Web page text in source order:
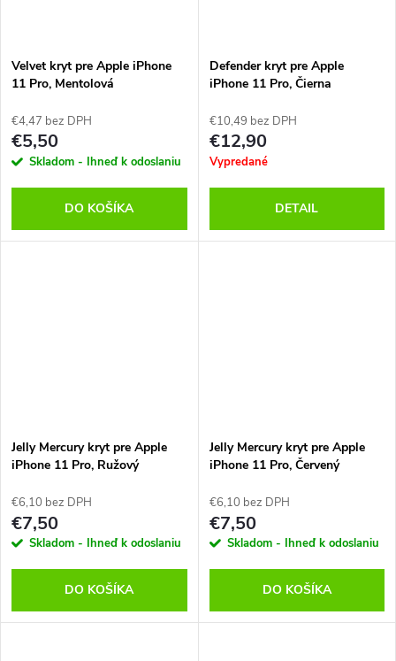
Velvet kryt pre Apple iPhone
11 Pro, Mentolová
€4,47 bez DPH
€5,50
Skladom - Ihneď k odoslaniu
DO KOŠÍKA
Defender kryt pre Apple
iPhone 11 Pro, Čierna
€10,49 bez DPH
€12,90
Vypredané
DETAIL
Jelly Mercury kryt pre Apple
iPhone 11 Pro, Ružový
€6,10 bez DPH
€7,50
Skladom - Ihneď k odoslaniu
DO KOŠÍKA
Jelly Mercury kryt pre Apple
iPhone 11 Pro, Červený
€6,10 bez DPH
€7,50
Skladom - Ihneď k odoslaniu
DO KOŠÍKA